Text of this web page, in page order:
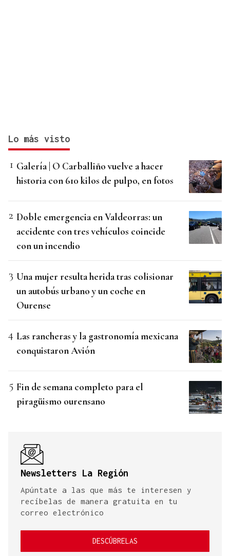
Lo más visto
Galería | O Carballiño vuelve a hacer
historia con 610 kilos de pulpo, en fotos
Doble emergencia en Valdeorras: un
accidente con tres vehículos coincide
con un incendio
Una mujer resulta herida tras colisionar
un autobús urbano y un coche en
Ourense
Las rancheras y la gastronomía mexicana
conquistaron Avión
Fin de semana completo para el
piragüismo ourensano
Newsletters La Región
Apúntate a las que más te interesen y
recíbelas de manera gratuita en tu
correo electrónico
DESCÚBRELAS